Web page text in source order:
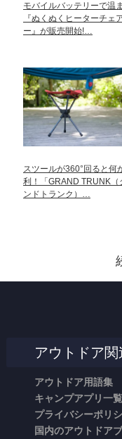
モバイルバッテリーで温
『ぬくぬくヒーターチェ
ー』が販売開始!…
スツールが360°回ると何
利！「GRAND TRUNK（
ンドトランク）…
アウトドア関
アウトドア用語集
キャンプアプリ一覧
プライバシーポリ
国内のアウトドア